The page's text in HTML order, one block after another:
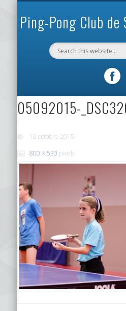
Ping-Pong Club
05092015-
18 octobre 2015
800 × 530 pixels